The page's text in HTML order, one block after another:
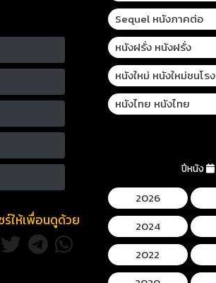
ร์ให้เพื่อนดูด้วย
Sequel หนังภาคต่อ
หนังฝรั่ง หนังฝรั่ง
หนังใหม่ หนังใหม่ชนโรง
หนังไทย หนังไทย
ปีหนัง
2026
2024
2022